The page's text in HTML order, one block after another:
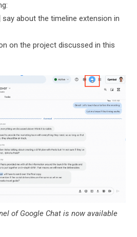
say about the timeline extension in
on the project discussed in this
of Google Chat is now available